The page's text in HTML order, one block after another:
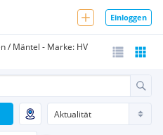
Einloggen
/ Mäntel - Marke: HV